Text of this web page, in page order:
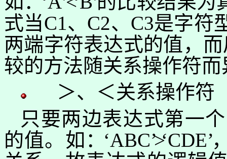
式当C1、 C2、 C3是字符
两端字符表达式的值，
较的方法随关系操作符而
＞、＜关系操作符
只要两边表达式第一
的值。如 ： ‘ABC’>‘CDE’